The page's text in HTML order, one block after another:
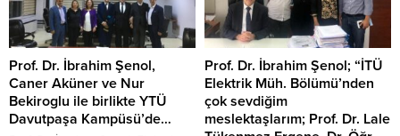
getirilmesini geciktiremez.
YÖK’den aldıkları tanınırlık
yazılarına güvenerek (EK:1)
yurtdışında eğitim görmüş
gençler ülkemize döndüklerinde
YÖK’ün diploma denkliği ile ilgili
vermiş olduğu...
yedim. Beni affetmeniz için
yalvarıyorum. Eğer affedersiniz
size paha biçilemez bir
armağanım olacak..” İmparator
dudak büker;...
Prof. Dr. İbrahim Şenol,
Caner Aküner ve Nur
Bekiroglu ile birlikte YTÜ
Davutpaşa Kampüsü’de…
Prof. Dr. İbrahim Şenol; “İTÜ
Elektrik Müh. Bölümü’nden
çok sevdiğim
meslektaşlarım; Prof. Dr. Lale